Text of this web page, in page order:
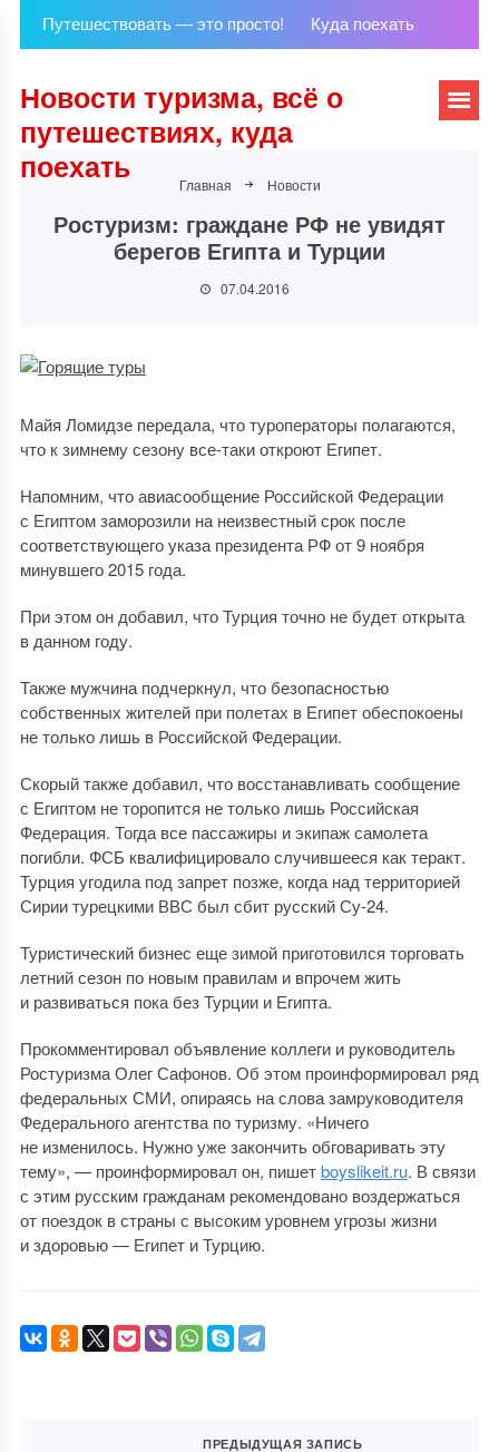
Путешествовать — это просто! Куда поехать
Новости туризма, всё о
путешествиях, куда
поехать
Главная Новости
Ростуризм: граждане РФ не увидят
берегов Египта и Турции
07.04.2016
Майя Ломидзе передала, что туроператоры полагаются,
что к зимнему сезону все-таки откроют Египет.
Напомним, что авиасообщение Российской Федерации
с Египтом заморозили на неизвестный срок после
соответствующего указа президента РФ от 9 ноября
минувшего 2015 года.
При этом он добавил, что Турция точно не будет открыта
в данном году.
Также мужчина подчеркнул, что безопасностью
собственных жителей при полетах в Египет обеспокоены
не только лишь в Российской Федерации.
Скорый также добавил, что восстанавливать сообщение
с Египтом не торопится не только лишь Российская
Федерация. Тогда все пассажиры и экипаж самолета
погибли. ФСБ квалифицировало случившееся как теракт.
Турция угодила под запрет позже, когда над территорией
Сирии турецкими ВВС был сбит русский Су-24.
Туристический бизнес еще зимой приготовился торговать
летний сезон по новым правилам и впрочем жить
и развиваться пока без Турции и Египта.
Прокомментировал объявление коллеги и руководитель
Ростуризма Олег Сафонов. Об этом проинформировал ряд
федеральных СМИ, опираясь на слова замруководителя
Федерального агентства по туризму. «Ничего
не изменилось. Нужно уже закончить обговаривать эту
тему», — проинформировал он, пишетboyslikeit.ru. В связи
с этим русским гражданам рекомендовано воздержаться
от поездок в страны с высоким уровнем угрозы жизни
и здоровью — Египет и Турцию.
ПРЕДЫДУЩАЯ ЗАПИСЬ